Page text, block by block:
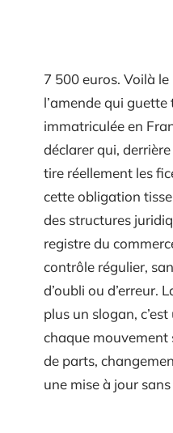
7 500 euros. Voilà
l’amende qui
immatriculée en
déclarer qui,
tire réellement les
cette obligation
des structures
registre du
contrôle régulier,
d’oubli ou d’erreur.
plus un slogan,
chaque mouvement
de parts,
une mise à jour